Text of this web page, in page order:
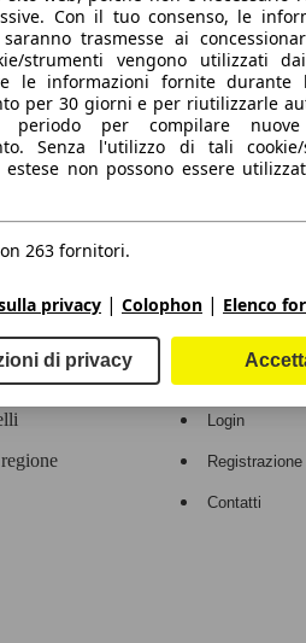
Area rivenditori
Login
Registrazione
Contatti
Con il tuo consenso, le
trasmesse ai
strumenti vengono utilizzati
le informazioni fornite
per 30 giorni e per riutilizzarle
periodo per compilare
Senza l'utilizzo di tali
estese non possono essere
263 fornitori.
privacy | Colophon | Elenco
di privacy